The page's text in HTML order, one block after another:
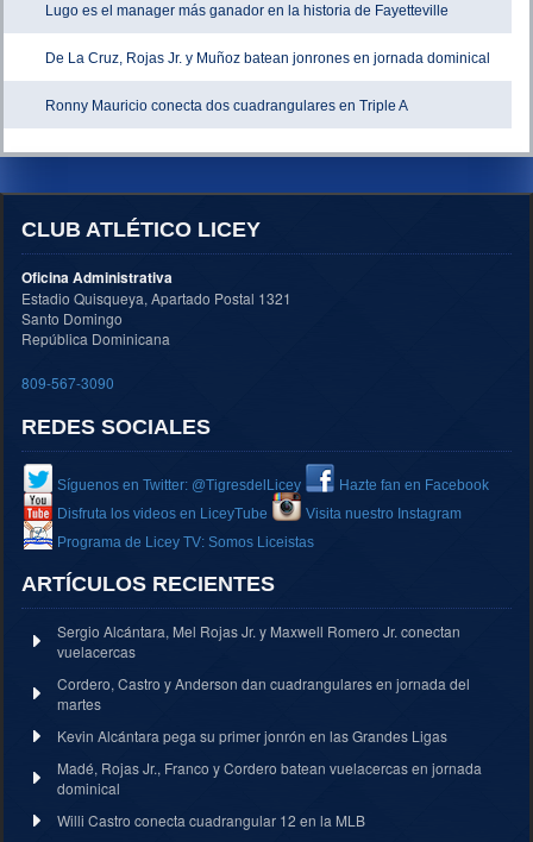
Lugo es el manager más ganador en la historia de Fayetteville
De La Cruz, Rojas Jr. y Muñoz batean jonrones en jornada dominical
Ronny Mauricio conecta dos cuadrangulares en Triple A
CLUB ATLÉTICO LICEY
Oficina Administrativa
Estadio Quisqueya, Apartado Postal 1321
Santo Domingo
República Dominicana
809-567-3090
REDES SOCIALES
Síguenos en Twitter: @TigresdelLicey
Hazte fan en Facebook
Disfruta los videos en LiceyTube
Visita nuestro Instagram
Programa de Licey TV: Somos Liceistas
ARTÍCULOS RECIENTES
Sergio Alcántara, Mel Rojas Jr. y Maxwell Romero Jr. conectan
vuelacercas
Cordero, Castro y Anderson dan cuadrangulares en jornada del
martes
Kevin Alcántara pega su primer jonrón en las Grandes Ligas
Madé, Rojas Jr., Franco y Cordero batean vuelacercas en jornada
dominical
Willi Castro conecta cuadrangular 12 en la MLB